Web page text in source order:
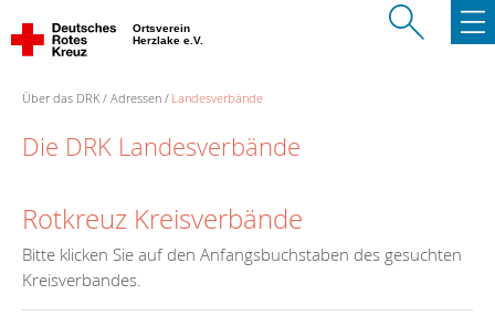
Ortsverein
Herzlake e.V.
Über das DRK Adressen Landesverbände
Die DRK Landesverbände
Rotkreuz Kreisverbände
Bitte klicken Sie auf den Anfangsbuchstaben des gesuchten
Kreisverbandes.